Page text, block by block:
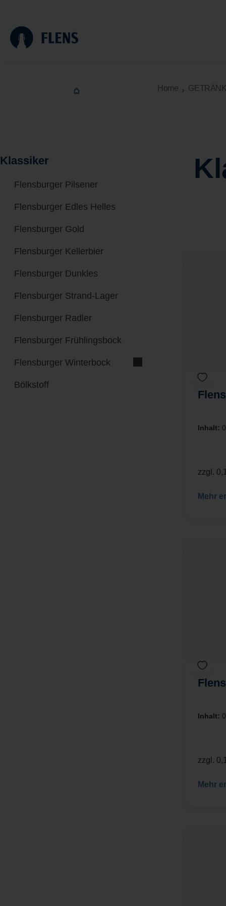
Home
Klassiker
Flensburger Pilsener
Flensburger Edles Helles
Flensburger Gold
Flensburger Kellerbier
Flensburger Dunkles
Flensburger Strand-Lager
Flensburger Radler
Flensburger Frühlingsbock
Flensburger Winterbock
Bölkstoff
Inhalt:
zzgl.
Mehr
Inhalt:
zzgl.
Mehr